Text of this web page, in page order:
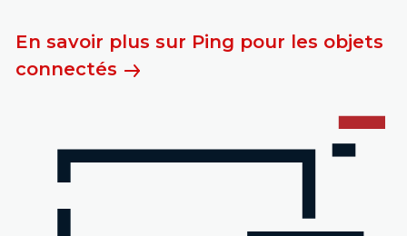
En savoir plus sur Ping pour les objets
connectés